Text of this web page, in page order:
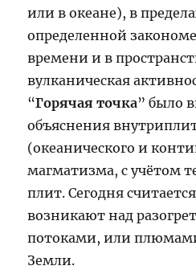
или в океане), в
определенной
времени и в
вулканическая
“Горячая точка” было
объяснения
(океанического и
магматизма, с учётом
плит. Сегодня
возникают над
потоками, или
Земли.